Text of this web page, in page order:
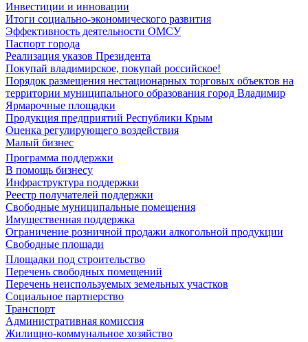
Инвестиции и инновации
Итоги социально-экономического развития
Эффективность деятельности ОМСУ
Паспорт города
Реализация указов Президента
Покупай владимирское, покупай российское!
Порядок размещения нестационарных торговых объектов на
территории муниципального образования город Владимир
Ярмарочные площадки
Продукция предприятий Республики Крым
Оценка регулирующего воздействия
Малый бизнес
Программа поддержки
В помощь бизнесу
Инфраструктура поддержки
Реестр получателей поддержки
Свободные муниципальные помещения
Имущественная поддержка
Ограничение розничной продажи алкогольной продукции
Свободные площади
Площадки под строительство
Перечень свободных помещений
Перечень неиспользуемых земельных участков
Социальное партнерство
Транспорт
Административная комиссия
Жилищно-коммунальное хозяйство